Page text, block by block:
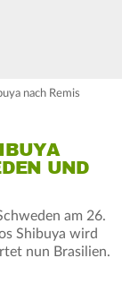
nach Remis
UND
am 26.
Shibuya wird
nun Brasilien.